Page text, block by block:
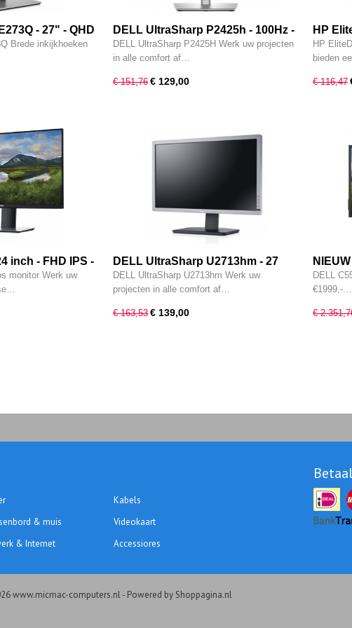
- 27" - QHD
- DisplayPort -
Brede inkijkhoeken
DELL UltraSharp P2425h - 100Hz -
24 inch FHD - IPS - VGA - HDMI -
DP - Type-C
DELL UltraSharp P2425H Werk uw projecten
in alle comfort af…
€ 151,76 € 129,00
HP
HD
HP
bieden
€ 116,47
inch - FHD IPS -
- 4x USB 3.2
monitor Werk uw
DELL UltraSharp U2713hm - 27
inch - QHD - IPS - HDMI - DP - DVI -
VGA
DELL UltraSharp U2713hm Werk uw
projecten in alle comfort af…
€ 163,53 € 139,00
- 3840
Touch
DELL
€1999,-
€
& muis
& Internet
Kabels
Videokaart
Accessiores
www.micmac-computers.nl - Powered by Shoppagina.nl